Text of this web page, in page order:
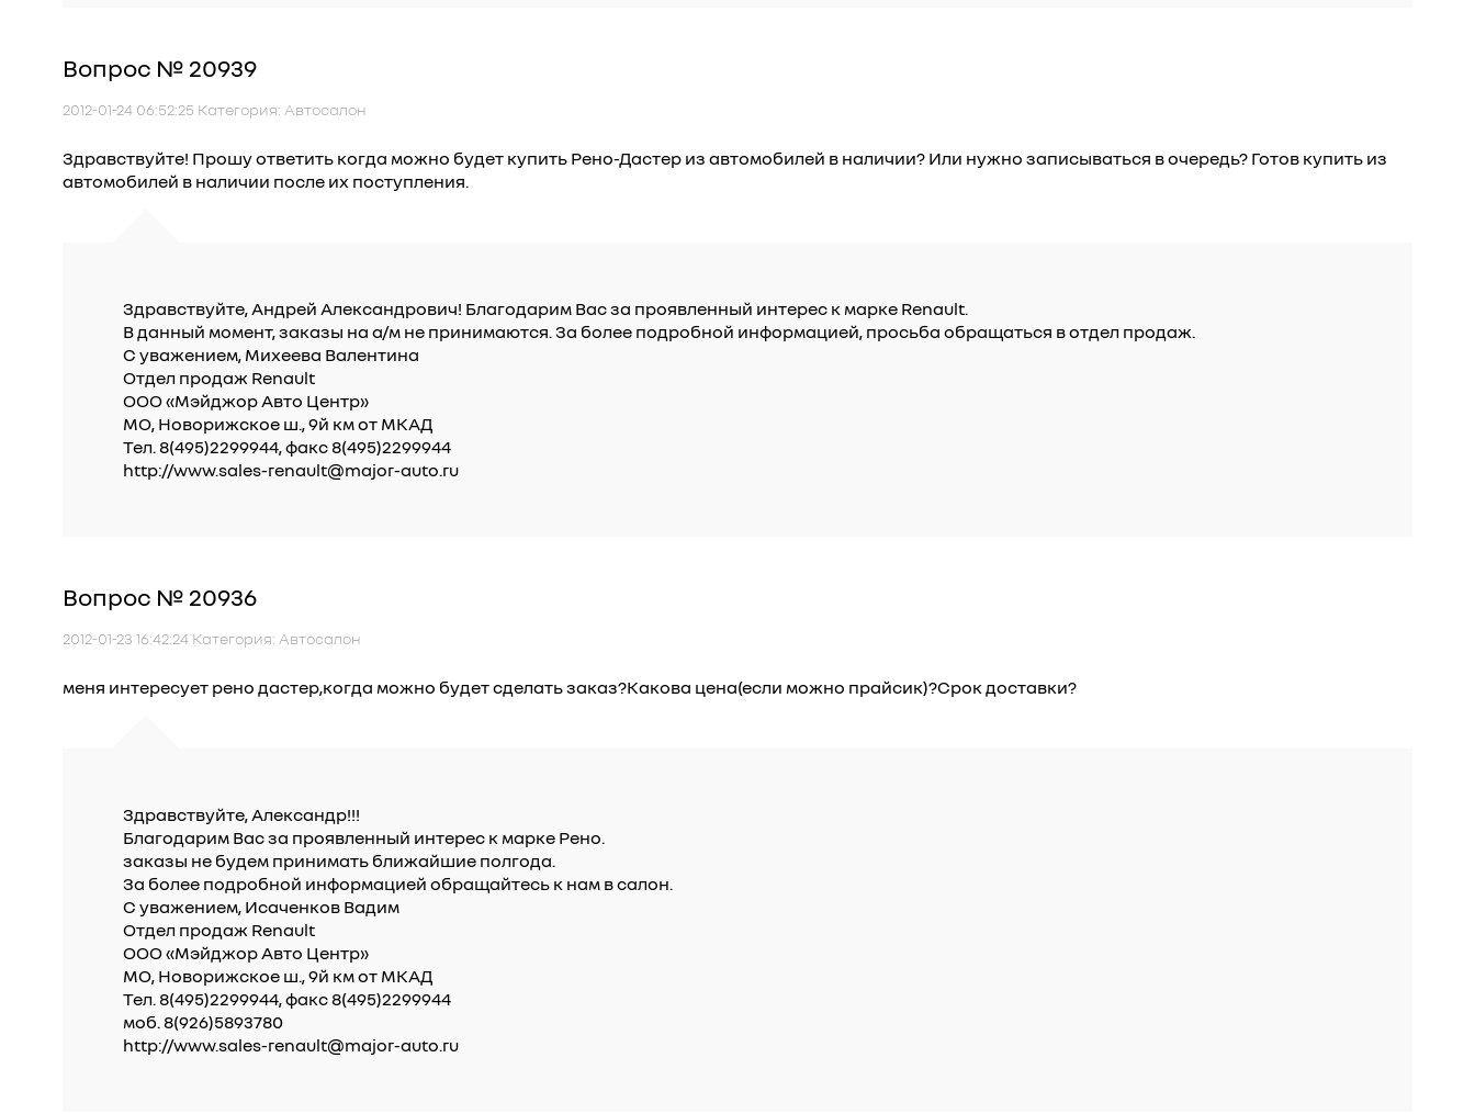
Вопрос № 20939
2012-01-24 06:52:25 Категория: Автосалон
Здравствуйте! Прошу ответить когда можно будет купить Рено-Дастер из автомобилей в наличии? Или нужно записываться в очередь? Готов купить из
автомобилей в наличии после их поступления.
Здравствуйте, Андрей Александрович! Благодарим Вас за проявленный интерес к марке Renault.
В данный момент, заказы на а/м не принимаются. За более подробной информацией, просьба обращаться в отдел продаж.
С уважением, Михеева Валентина
Отдел продаж Renault
ООО «Мэйджор Авто Центр»
МО, Новорижское ш., 9й км от МКАД
Тел. 8(495)2299944, факс 8(495)2299944
http://www.sales-renault@major-auto.ru
Вопрос № 20936
2012-01-23 16:42:24 Категория: Автосалон
меня интересует рено дастер,когда можно будет сделать заказ?Какова цена(если можно прайсик)?Срок доставки?
Здравствуйте, Александр!!!
Благодарим Вас за проявленный интерес к марке Рено.
заказы не будем принимать ближайшие полгода.
За более подробной информацией обращайтесь к нам в салон.
С уважением, Исаченков Вадим
Отдел продаж Renault
ООО «Мэйджор Авто Центр»
МО, Новорижское ш., 9й км от МКАД
Тел. 8(495)2299944, факс 8(495)2299944
моб. 8(926)5893780
http://www.sales-renault@major-auto.ru